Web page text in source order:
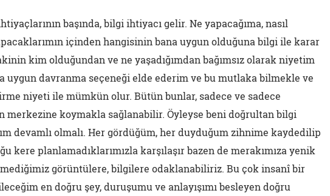
başında, bilgi ihtiyacı gelir. Ne yapacağıma, nasıl
içinden hangisinin bana uygun olduğuna bilgi ile karar
kim olduğundan ve ne yaşadığımdan bağımsız olarak niyetim
uygun davranma seçeneği elde ederim ve bu mutlaka bilmekle ve
niyeti ile mümkün olur. Bütün bunlar, sadece ve sadece
merkezine koymakla sağlanabilir. Öyleyse beni doğrultan bilgi
devamlı olmalı. Her gördüğüm, her duyduğum zihnime kaydedilip
kere planlamadıklarımızla karşılaşır bazen de merakımıza yenik
görüntülere, bilgilere odaklanabiliriz. Bu çok insanî bir
en doğru şey, duruşumu ve anlayışımı besleyen doğru